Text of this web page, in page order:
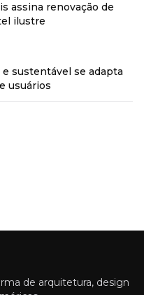
assina renovação de
ilustre
sustentável se adapta
usuários
de arquitetura, design